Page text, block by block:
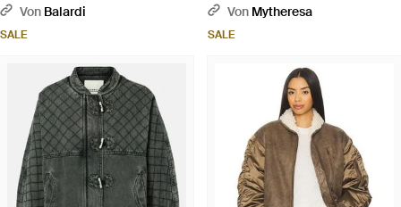
Von Balardi
SALE
RotVon Mytheresa
SALE